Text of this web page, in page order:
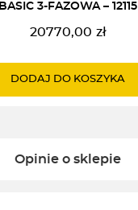
BASIC 3-FAZOWA – 12115
20770,00 zł
DODAJ DO KOSZYKA
Opinie o sklepie